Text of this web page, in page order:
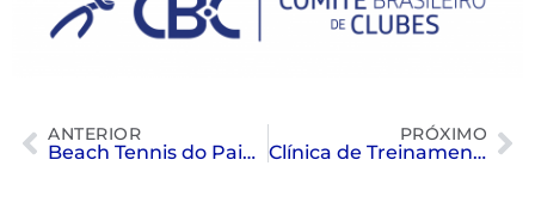
ANTERIOR
Beach Tennis do Paineiras continuou brilhando nos torneios deste semestre
PRÓXIMO
Clínica de Treinamento nos Estados Unidos